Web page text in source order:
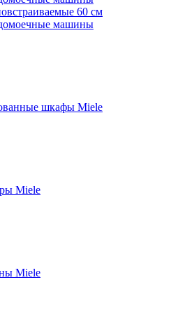
60 см
машины
шкафы Miele
Miele
Miele